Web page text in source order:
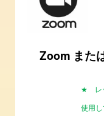
Zoom また
★ レ
使用